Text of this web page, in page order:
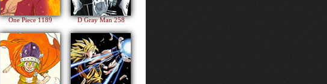
One Piece 1189 D Gray Man 258